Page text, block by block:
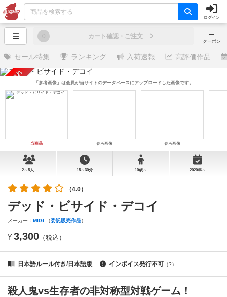
ログイン
─
クーポン
0 カート確認・ご注文
セール特集 ランキング 入荷速報 高評価作品
売り切れ
当商品 参考画像 参考画像
「参考画像」は会員が当サイトのデータベースにアップロードした画像です。
2～5人 15～30分 10歳～ 2020年～
（4.0）
デッド・ビサイド・デコイ
メーカー： MIGI （委託販売作品）
¥ 3,300 （税込）
日本語ルール付き/日本語版 インボイス発行不可 （?）
殺人鬼vs生存者の非対称型対戦ゲーム！